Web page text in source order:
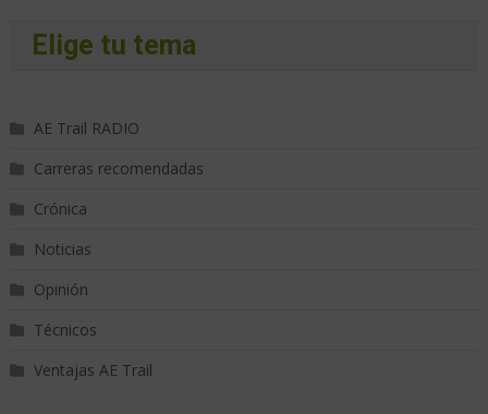
Elige tu tema
AE Trail RADIO
Carreras recomendadas
Crónica
Noticias
Opinión
Técnicos
Ventajas AE Trail